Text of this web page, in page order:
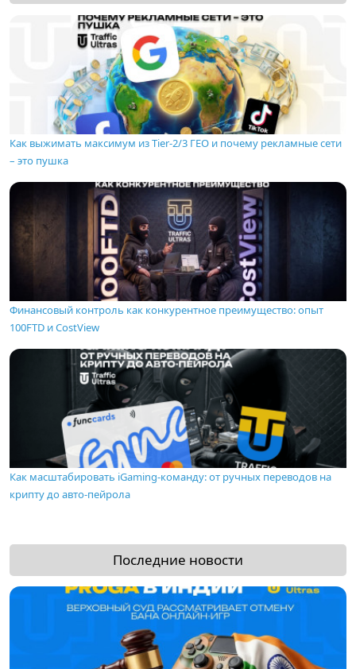
Как выжимать максимум из Tier-2/3 ГЕО и почему рекламные сети
– это пушка
Финансовый контроль как конкурентное преимущество: опыт
100FTD и CostView
Как масштабировать iGaming-команду: от ручных переводов на
крипту до авто-пейрола
Последние новости